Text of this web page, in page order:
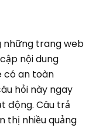
những trang web
nội dung
có an toàn
hỏi này ngay
động. Câu trả
thị nhiều quảng